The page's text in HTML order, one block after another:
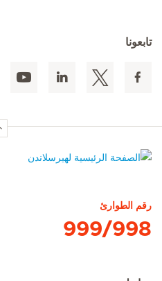
تابعونا
رقم الطوارئ
999/998